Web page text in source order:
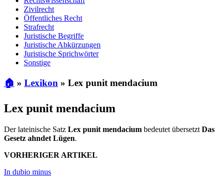
Zivilrecht
Öffentliches Recht
Strafrecht
Juristische Begriffe
Juristische Abkürzungen
Juristische Sprichwörter
Sonstige
🏠 » Lexikon » Lex punit mendacium
Lex punit mendacium
Der lateinische Satz Lex punit mendacium bedeutet übersetzt Das
Gesetz ahndet Lügen.
VORHERIGER ARTIKEL
In dubio minus